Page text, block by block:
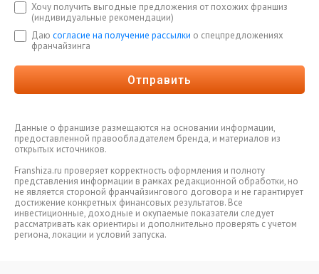
Хочу получить выгодные предложения от похожих франшиз
(индивидуальные рекомендации)
Даю согласие на получение рассылки о спецпредложениях
франчайзинга
Отправить
Данные о франшизе размещаются на основании информации,
предоставленной правообладателем бренда, и материалов из
открытых источников.
Franshiza.ru проверяет корректность оформления и полноту
представления информации в рамках редакционной обработки, но
не является стороной франчайзингового договора и не гарантирует
достижение конкретных финансовых результатов. Все
инвестиционные, доходные и окупаемые показатели следует
рассматривать как ориентиры и дополнительно проверять с учетом
региона, локации и условий запуска.